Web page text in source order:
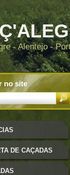
- Alentejo -
DE CAÇADAS
no site